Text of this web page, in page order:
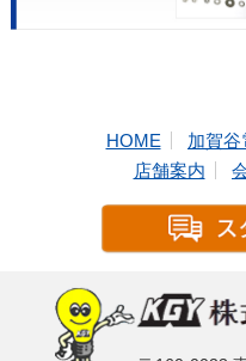
HOME 加賀谷
店舗案内